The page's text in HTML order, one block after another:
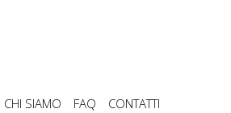
CHI SIAMO FAQ CONTATTI